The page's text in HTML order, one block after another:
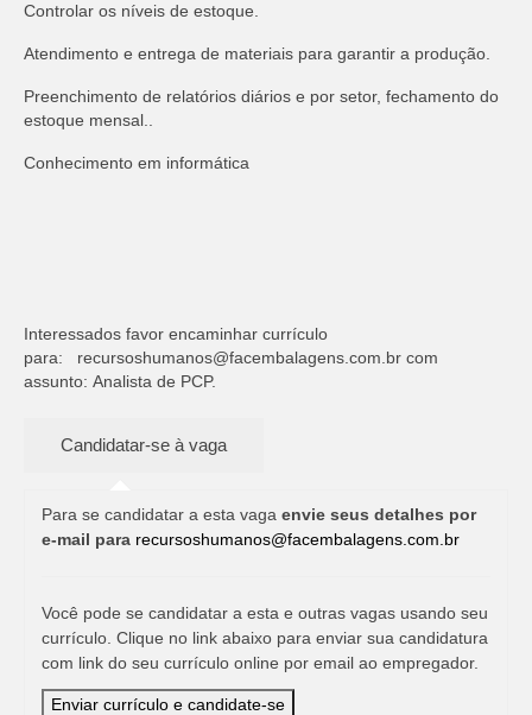
Controlar os níveis de estoque.
Atendimento e entrega de materiais para garantir a produção.
Preenchimento de relatórios diários e por setor, fechamento do
estoque mensal..
Conhecimento em informática
Interessados favor encaminhar currículo
para: recursoshumanos@facembalagens.com.br com
assunto: Analista de PCP.
Para se candidatar a esta vaga envie seus detalhes por
e-mail para recursoshumanos@facembalagens.com.br
Você pode se candidatar a esta e outras vagas usando seu
currículo. Clique no link abaixo para enviar sua candidatura
com link do seu currículo online por email ao empregador.